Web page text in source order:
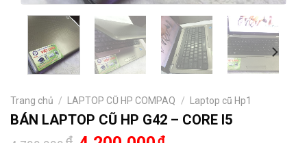
Trang chủ / LAPTOP CŨ HP COMPAQ / Laptop cũ Hp1
BÁN LAPTOP CŨ HP G42 – CORE I5
₫ Giá
Giá